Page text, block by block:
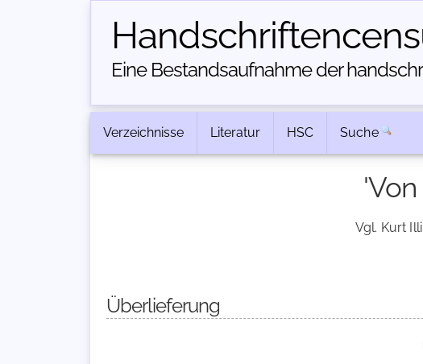
Eine Bestandsaufnahme der
Verzeichnisse Literatur HSC Suche
Vgl. Kurt
Überlieferung